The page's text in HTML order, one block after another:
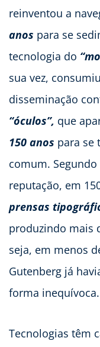
reinventou a
anos para se
tecnologia do
sua vez,
disseminação
“óculos”, que
150 anos para se
comum.
reputação, em
prensas
produzindo mais
seja, em menos
Gutenberg já
forma inequívoca.
Tecnologias têm